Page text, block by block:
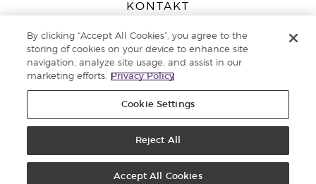
KONTAKT
Peizerweg 97
9727 AJ Groningen
Netherlands
Kundenservice:08000-825049
Datenschutzerklärung
By clicking “Accept All Cookies”, you agree to the
storing of cookies on your device to enhance site
navigation, analyze site usage, and assist in our
marketing efforts.
Privacy Policy
Cookie Settings
Reject All
Accept All Cookies